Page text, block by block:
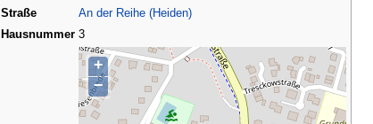
Straße
An der Reihe (Heiden)
Hausnummer 3
+
−